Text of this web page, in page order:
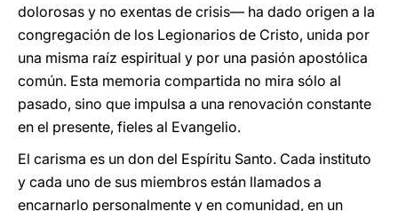
dolorosas y no exentas de crisis— ha dado origen a la
congregación de los Legionarios de Cristo, unida por
una misma raíz espiritual y por una pasión apostólica
común. Esta memoria compartida no mira sólo al
pasado, sino que impulsa a una renovación constante
en el presente, fieles al Evangelio.
El carisma es un don del Espíritu Santo. Cada instituto
y cada uno de sus miembros están llamados a
encarnarlo personalmente y en comunidad, en un